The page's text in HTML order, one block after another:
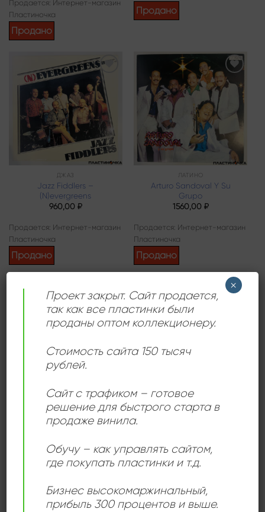
Продается: Интернет-магазин
Пластиночка
Продано
Продано
Add to
wishlist
ДЖАЗ
Jazz Fiddlers –
(N)evergreens
960,00 ₽
Продается: Интернет-магазин
Пластиночка
Продано
Add to
wishlist
ЛАТИНО
Arturo Sandoval Y Su
Grupo
1560,00 ₽
Продается: Интернет-магазин
Пластиночка
Продано
Add to
wishlist
ВОКАЛ
Waldemar Matuška – WM
600,00₽
Пластиночка
Продано
КАНТРИ
Spirituál Kvintet –
Продается: Интернет-магазин
Пластиночка
Проект закрыт. Сайт продается,
так как все пластинки были
проданы оптом коллекционеру.
Стоимость сайта 150 тысяч
рублей.
Сайт с трафиком – готовое
решение для быстрого старта в
продаже винила.
Обучу – как управлять сайтом,
где покупать пластинки и т.д.
Бизнес высокомаржинальный,
прибыль 300 процентов и выше.
×